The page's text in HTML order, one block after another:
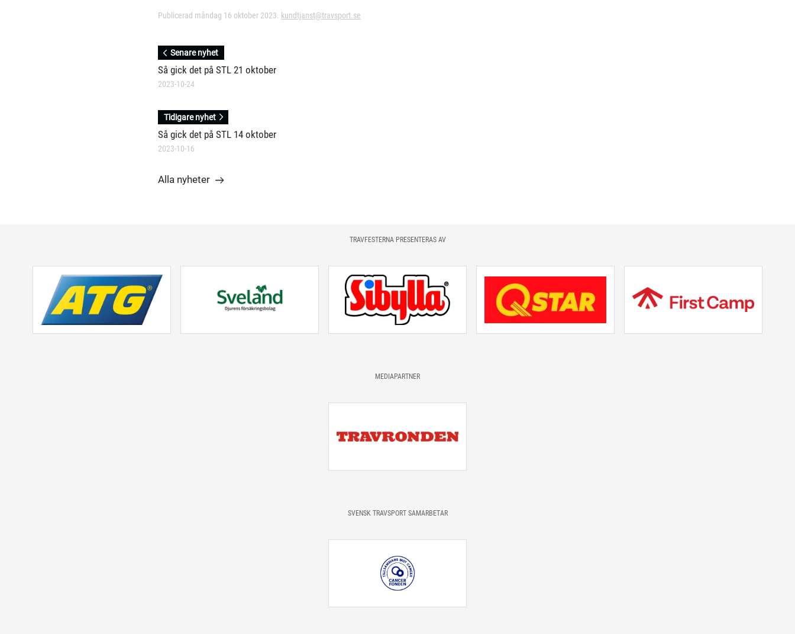
Publicerad måndag 16 oktober 2023. kundtjanst@travsport.se
Senare nyhet
Så gick det på STL 21 oktober
2023-10-24
Tidigare nyhet
Så gick det på STL 14 oktober
2023-10-16
Alla nyheter
TRAVFESTERNA PRESENTERAS AV
MEDIAPARTNER
SVENSK TRAVSPORT SAMARBETAR